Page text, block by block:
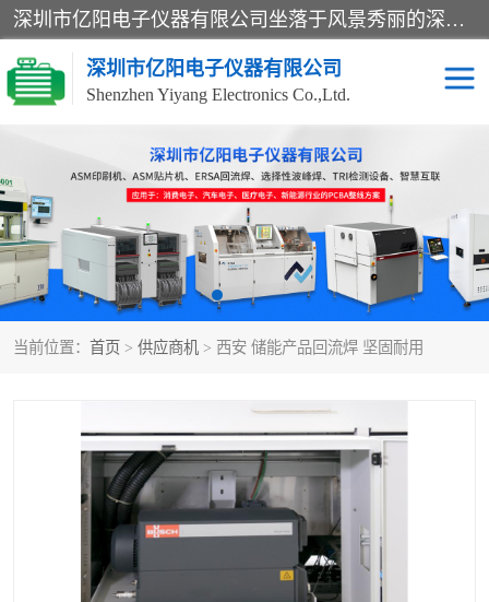
深圳市亿阳电子仪器有限公司坐落于风景秀丽的深圳市光明区，集SMT设备销售务为一体，努力为客户提供电子装配解决方案。与行业**SMT设备厂商：ASM（印刷机，锡膏检查机，贴片机），德国ERSA（爱莎）建立了稳固的代理合作关系，销售的设备一直保持**电子装配行业未来发展方向，能够满足客户各种繁杂产品的生产应用。
深圳市亿阳电子仪器有限公司
Shenzhen Yiyang Electronics Co.,Ltd.
当前位置： 首页 > 供应商机 > 西安 储能产品回流焊 坚固耐用
SX全自动高速贴片机 E系列中速贴片机
NeoHorizon全自动锡膏印
刷机
选择性波峰焊
VERSAFLOW-335
回流焊HOTFLOW 3/20e 波峰焊
BGA返修台HR600/2 自动光学检测TR7700QE
组装电路板测试机
TR5001
自动光学检测TR7710 XS全自动高速贴片机
TX 全自动高速贴片机